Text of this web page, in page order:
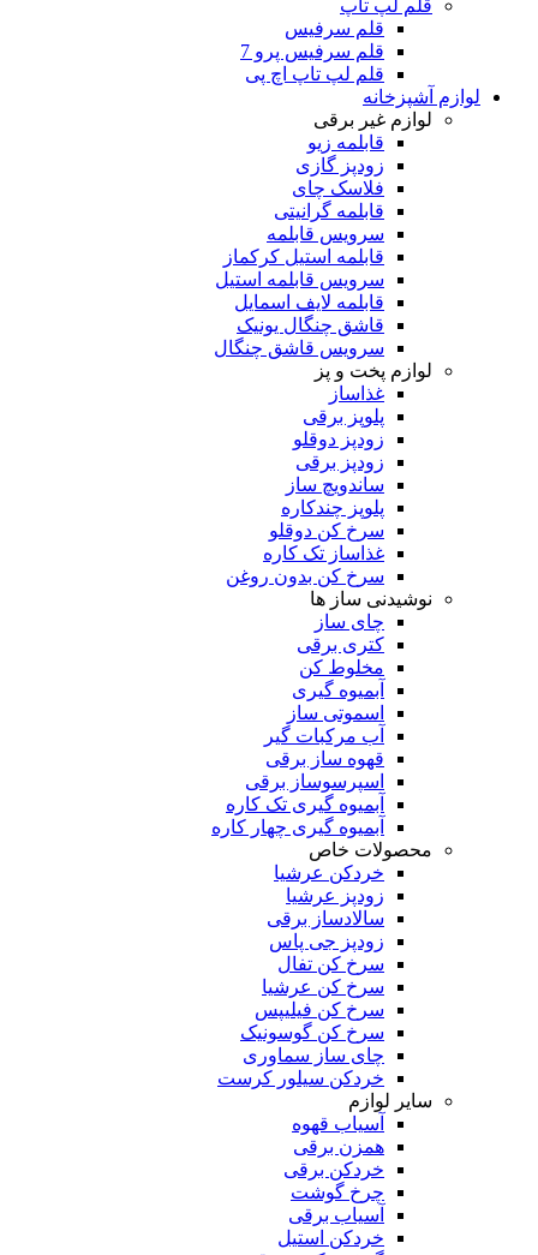
قلم لپ تاپ
قلم سرفیس
قلم سرفیس پرو 7
قلم لپ تاپ اچ پی
لوازم آشپزخانه
لوازم غیر برقی
قابلمه زیو
زودپز گازی
فلاسک چای
قابلمه گرانیتی
سرویس قابلمه
قابلمه استیل کرکماز
سرویس قابلمه استیل
قابلمه لایف اسمایل
قاشق چنگال یونیک
سرویس قاشق چنگال
لوازم پخت و پز
غذاساز
پلوپز برقی
زودپز دوقلو
زودپز برقی
ساندویچ ساز
پلوپز چندکاره
سرخ کن دوقلو
غذاساز تک کاره
سرخ کن بدون روغن
نوشیدنی ساز ها
چای ساز
کتری برقی
مخلوط کن
آبمیوه گیری
اسموتی ساز
آب مرکبات گیر
قهوه ساز برقی
اسپرسوساز برقی
آبمیوه گیری تک کاره
آبمیوه گیری چهار کاره
محصولات خاص
خردکن عرشیا
زودپز عرشیا
سالادساز برقی
زودپز جی پاس
سرخ کن تفال
سرخ کن عرشیا
سرخ کن فیلیپس
سرخ کن گوسونیک
چای ساز سماوری
خردکن سیلور کرست
سایر لوازم
آسیاب قهوه
همزن برقی
خردکن برقی
چرخ گوشت
آسیاب برقی
خردکن استیل